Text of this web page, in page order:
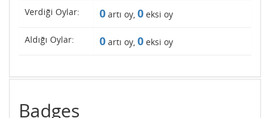
Verdiği Oylar: 0 artı oy, 0 eksi oy
Aldığı Oylar: 0 artı oy, 0 eksi oy
Badges